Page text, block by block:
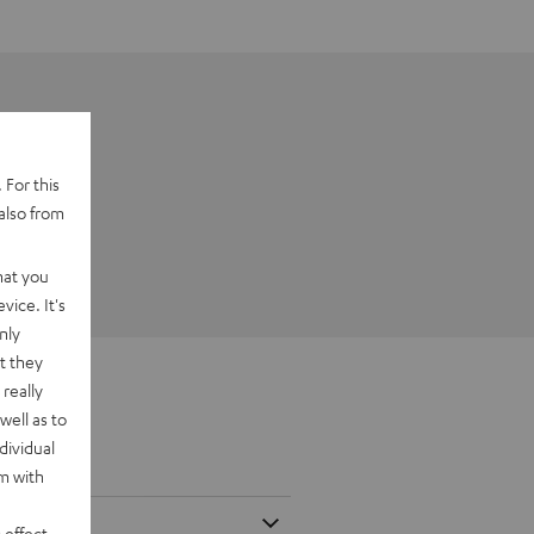
this
from
you
It's
they
as to
with